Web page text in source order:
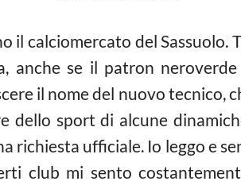
il calciomercato del Sassuolo.
anche se il patron
il nome del nuovo tecnico,
dello sport di alcune
richiesta ufficiale. Io leggo e
club mi sento